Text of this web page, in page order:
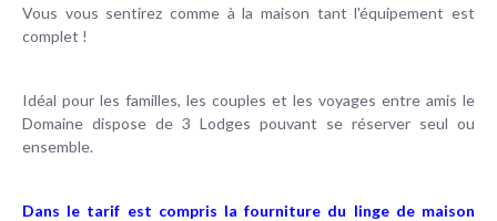
Vous vous sentirez comme à la maison tant l'équipement est
complet !
Idéal pour les familles, les couples et les voyages entre amis le
Domaine dispose de 3 Lodges pouvant se réserver seul ou
ensemble.
Dans le tarif est compris la fourniture du linge de maison